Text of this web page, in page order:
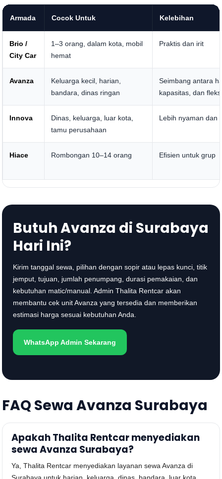
Armada Cocok Untuk Kelebihan
Brio /
City Car
1–3 orang, dalam kota, mobil
hemat
Praktis dan irit
Avanza
Keluarga kecil, harian,
bandara, dinas ringan
Seimbang antara
kapasitas, dan
Innova
Dinas, keluarga, luar kota,
tamu perusahaan
Lebih nyaman dan
Hiace Rombongan 10–14 orang Efisien untuk grup
Butuh Avanza di Surabaya
Hari Ini?
Kirim tanggal sewa, pilihan dengan sopir atau lepas kunci, titik
jemput, tujuan, jumlah penumpang, durasi pemakaian, dan
kebutuhan matic/manual. Admin Thalita Rentcar akan
membantu cek unit Avanza yang tersedia dan memberikan
estimasi harga sesuai kebutuhan Anda.
WhatsApp Admin Sekarang
FAQ Sewa Avanza Surabaya
Apakah Thalita Rentcar menyediakan
sewa Avanza Surabaya?
Ya, Thalita Rentcar menyediakan layanan sewa Avanza di